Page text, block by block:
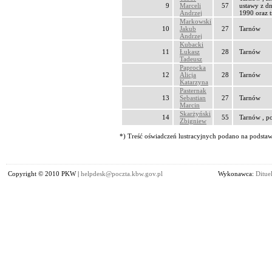
9
Marceli
Andrzej
57
ustawy z
1990 oraz
10
Markowski
Jakub
Andrzej
27 Tarnów
11
Kubacki
Łukasz
Tadeusz
28 Tarnów
12
Paprocka
Alicja
Katarzyna
28 Tarnów
13
Pasternak
Sebastian
Marcin
27 Tarnów
14
Skarżyński
Zbigniew
55 Tarnów ,
*) Treść oświadczeń lustracyjnych podano na
Copyright © 2010 PKW | helpdesk@poczta.kbw.gov.pl Wykonawca: